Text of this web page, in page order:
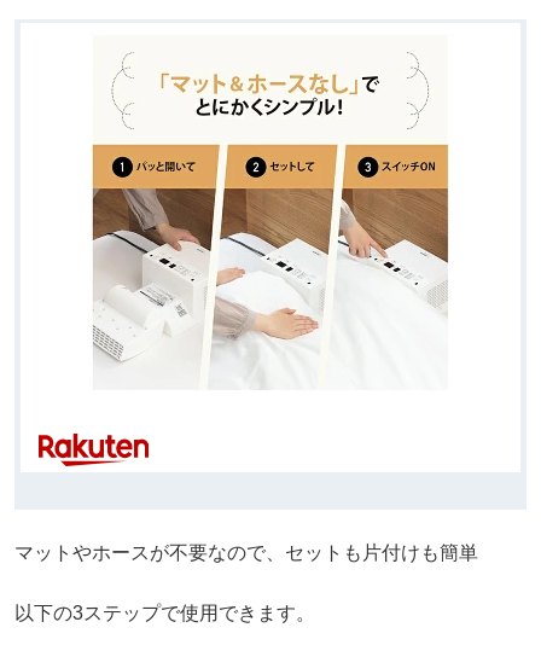
マットやホースが不要なので、セットも片付けも簡単
以下の3ステップで使用できます。